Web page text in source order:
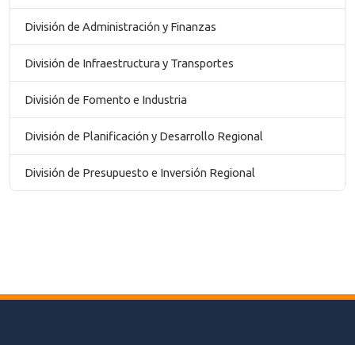
División de Administración y Finanzas
División de Infraestructura y Transportes
División de Fomento e Industria
División de Planificación y Desarrollo Regional
División de Presupuesto e Inversión Regional